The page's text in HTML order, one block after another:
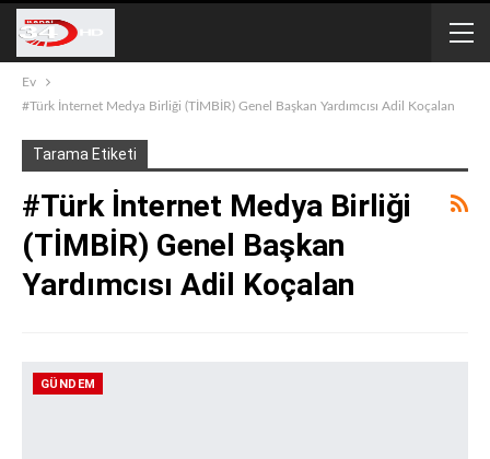
Ev
#Türk İnternet Medya Birliği (TİMBİR) Genel Başkan Yardımcısı Adil Koçalan
Tarama Etiketi
#Türk İnternet Medya Birliği
(TİMBİR) Genel Başkan
Yardımcısı Adil Koçalan
GÜNDEM